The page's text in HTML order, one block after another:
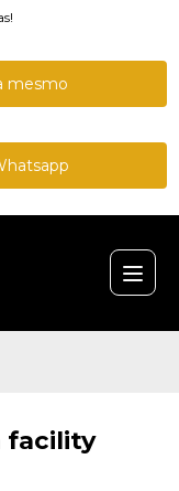
mesmo
facility